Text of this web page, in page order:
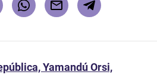
Yamandú Orsi,